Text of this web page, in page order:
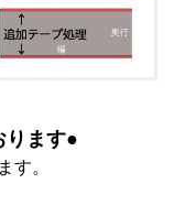
ります●
す。